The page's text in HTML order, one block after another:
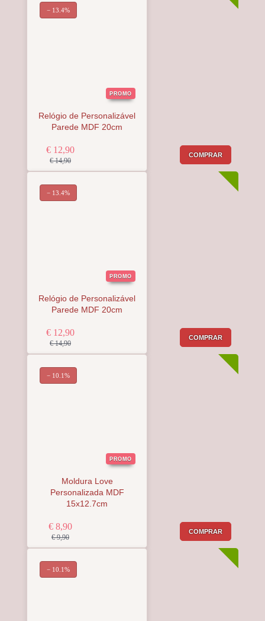
PROMO
Relógio de Personalizável
Parede MDF 20cm
€ 12,90
€ 14,90
COMPRAR
− 13.4%
PROMO
Relógio de Personalizável
Parede MDF 20cm
€ 12,90
€ 14,90
COMPRAR
− 13.4%
PROMO
Moldura Love
Personalizada MDF
15x12.7cm
€ 8,90
€ 9,90
COMPRAR
− 10.1%
− 10.1%